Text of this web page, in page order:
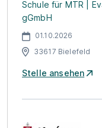
Schule für MTR |
gGmbH
01.10.2026
33617 Bielefeld
Stelle ansehen